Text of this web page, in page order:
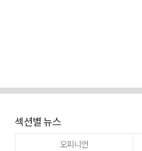
섹션별 뉴스
오피니언